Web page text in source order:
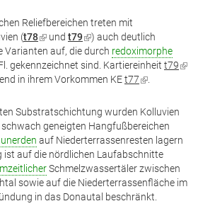
Reliefbereichen treten mit
(t78(Link
ist
extern)
und t79(Link
ist
extern)
) auch deutlich
auf, die durch redoximorphe
gekennzeichnet sind. Kartiereinheit t79
in ihrem Vorkommen KEt77(Link
extern)
.
Substratschichtung wurden Kolluvien
geneigten Hangfußbereichen
auf Niederterrassenresten lagern
ist auf die nördlichen Laufabschnitte
Schmelzwassertäler zwischen
sowie auf die Niederterrassenfläche im
in das Donautal beschränkt.